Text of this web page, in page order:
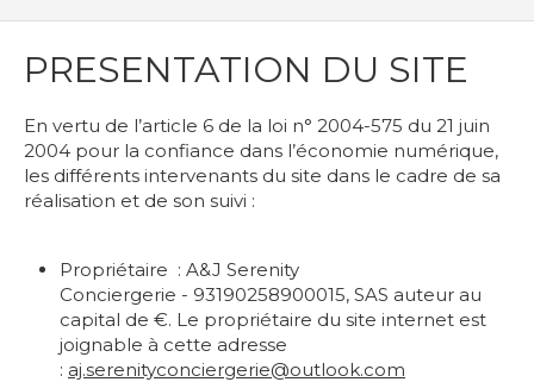
PRESENTATION DU SITE
En vertu de l’article 6 de la loi n° 2004-575 du 21 juin
2004 pour la confiance dans l’économie numérique,
les différents intervenants du site dans le cadre de sa
réalisation et de son suivi :
Propriétaire : A&J Serenity
Conciergerie - 93190258900015, SAS auteur au
capital de €. Le propriétaire du site internet est
joignable à cette adresse
: aj.serenityconciergerie@outlook.com